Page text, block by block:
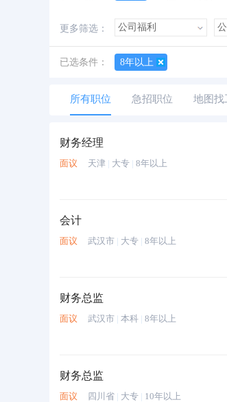
更多筛选：
已选条件： 8年以上
所有职位 急招职位 地图找
财务经理
面议 天津 | 大专 | 8年以上
会计
面议 武汉市 | 大专 | 8年以上
财务总监
面议 武汉市 | 本科 | 8年以上
财务总监
面议 四川省 | 大专 | 10年以上